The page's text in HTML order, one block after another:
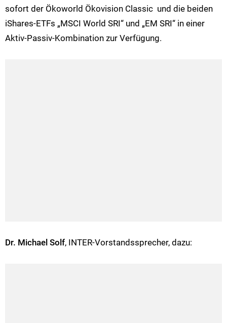
sofort der Ökoworld Ökovision Classic und die beiden
iShares-ETFs „MSCI World SRI“ und „EM SRI“ in einer
Aktiv-Passiv-Kombination zur Verfügung.
Dr. Michael Solf, INTER-Vorstandssprecher, dazu: